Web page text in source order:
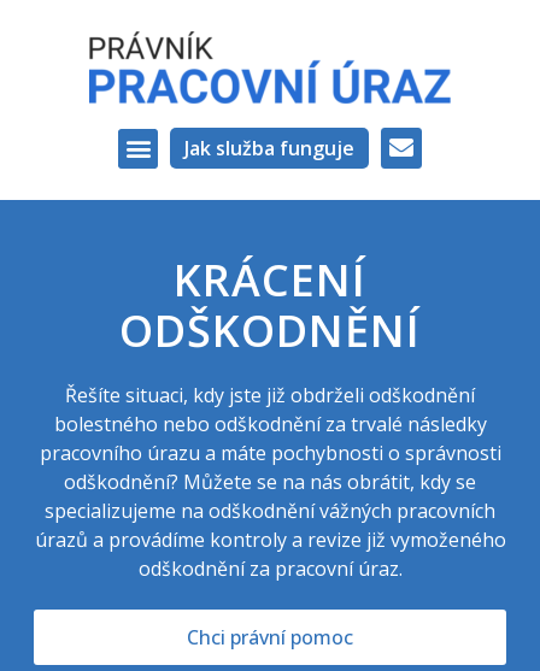
Jak služba funguje
KRÁCENÍ
ODŠKODNĚNÍ
Řešíte situaci, kdy jste již obdrželi odškodnění
bolestného nebo odškodnění za trvalé následky
pracovního úrazu a máte pochybnosti o správnosti
odškodnění? Můžete se na nás obrátit, kdy se
specializujeme na odškodnění vážných pracovních
úrazů a provádíme kontroly a revize již vymoženého
odškodnění za pracovní úraz.
Chci právní pomoc